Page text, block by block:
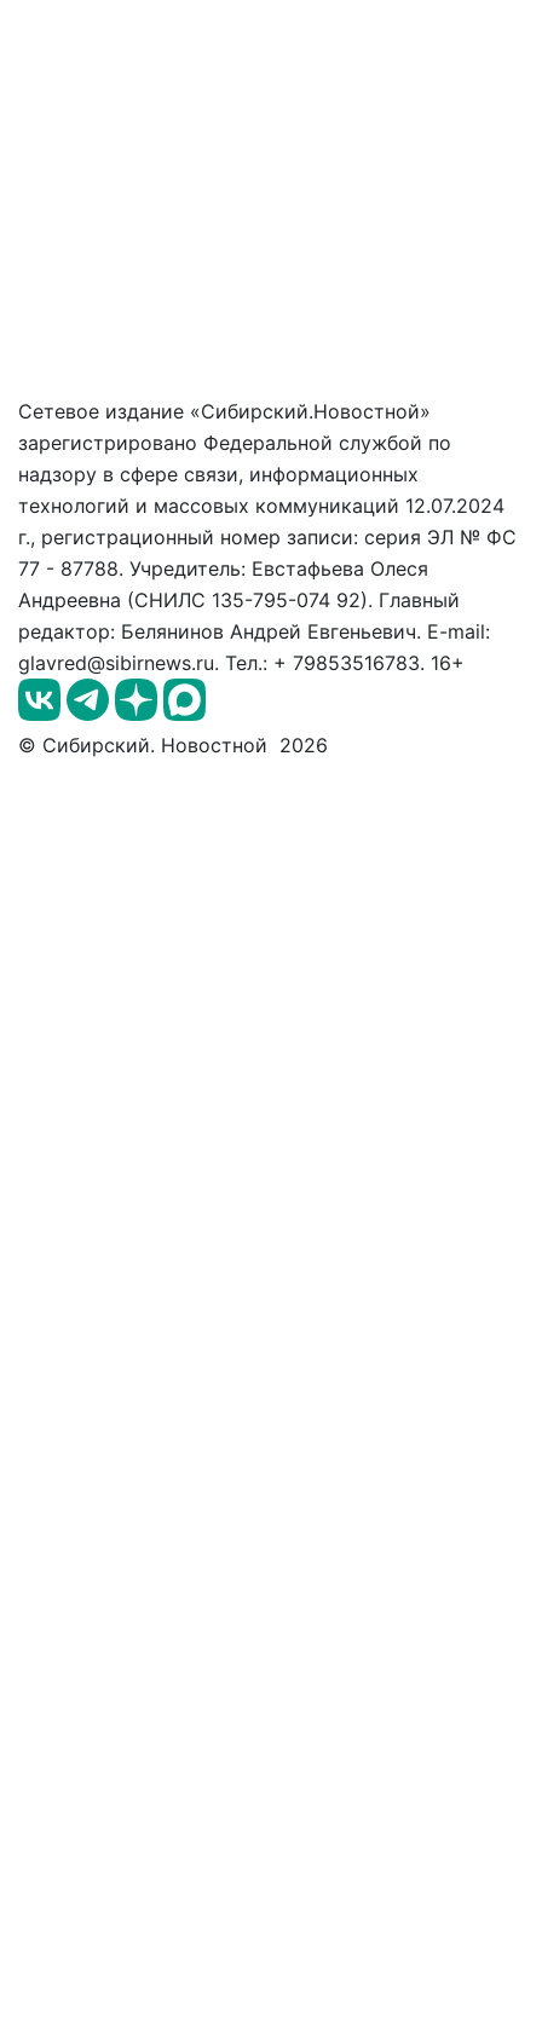
Сетевое издание «Сибирский.Новостной»
зарегистрировано Федеральной службой по
надзору в сфере связи, информационных
технологий и массовых коммуникаций 12.07.2024
г., регистрационный номер записи: серия ЭЛ № ФС
77 - 87788. Учредитель: Евстафьева Олеся
Андреевна (СНИЛС 135-795-074 92). Главный
редактор: Белянинов Андрей Евгеньевич. E-mail:
glavred@sibirnews.ru. Тел.: + 79853516783. 16+
© Сибирский. Новостной 2026